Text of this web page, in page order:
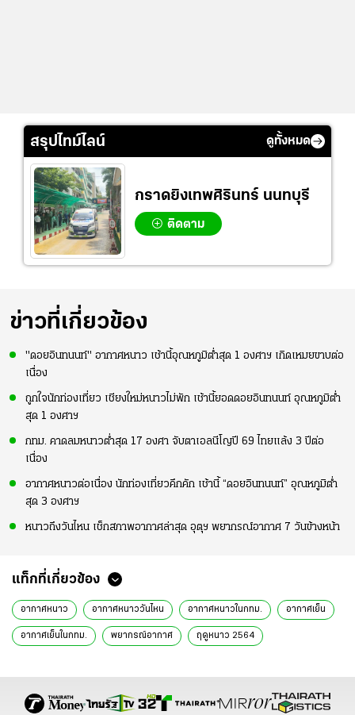
สรุปไทม์ไลน์ ดูทั้งหมด
กราดยิงเทพศิรินทร์ นนทบุรี
ติดตาม
ข่าวที่เกี่ยวข้อง
"ดอยอินทนนท์" อากาศหนาว เช้านี้อุณหภูมิต่ำสุด 1 องศาฯ เกิดเหมยขาบต่อ
เนื่อง
ถูกใจนักท่องเที่ยว เชียงใหม่หนาวไม่พัก เช้านี้ยอดดอยอินทนนท์ อุณหภูมิต่ำ
สุด 1 องศาฯ
กทม. คาดลมหนาวต่ำสุด 17 องศา จับตาเอลนีโญปี 69 ไทยแล้ง 3 ปีต่อ
เนื่อง
อากาศหนาวต่อเนื่อง นักท่องเที่ยวคึกคัก เช้านี้ “ดอยอินทนนท์” อุณหภูมิต่ำ
สุด 3 องศาฯ
หนาวถึงวันไหน เช็กสภาพอากาศล่าสุด อุตุฯ พยากรณ์อากาศ 7 วันข้างหน้า
แท็กที่เกี่ยวข้อง
อากาศหนาว อากาศหนาววันไหน อากาศหนาวในกทม. อากาศเย็น
อากาศเย็นในกทม. พยากรณ์อากาศ ฤดูหนาว 2564